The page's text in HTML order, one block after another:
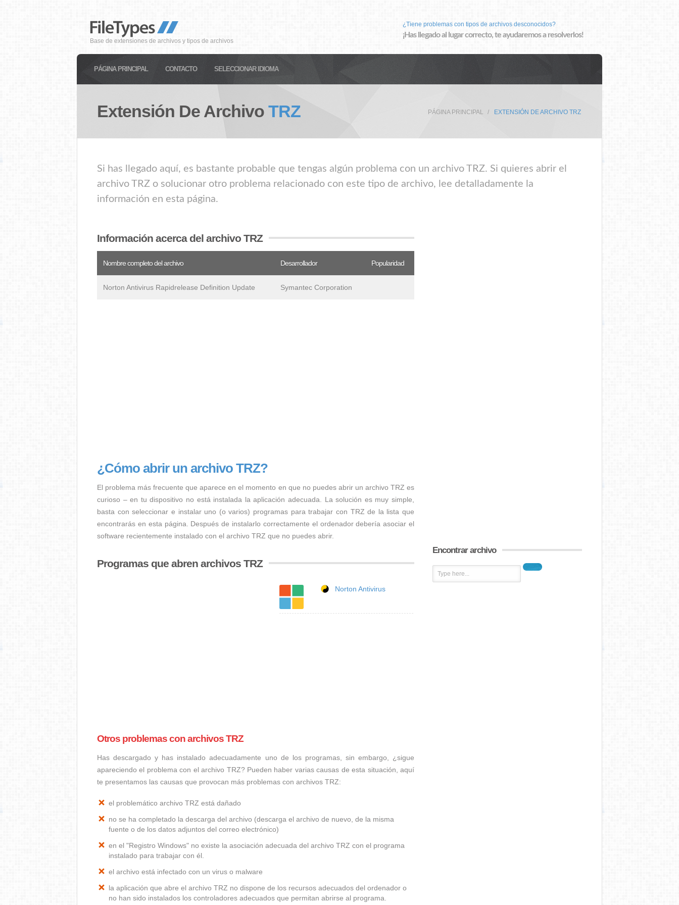
Base de extensiones de archivos y tipos de archivos
¿Tiene problemas con tipos de archivos desconocidos?
¡Has llegado al lugar correcto, te ayudaremos a resolverlos!
PÁGINA PRINCIPAL CONTACTO SELECCIONAR IDIOMA
Extensión De Archivo TRZ PÁGINA PRINCIPAL EXTENSIÓN DE ARCHIVO TRZ
Si has llegado aquí, es bastante probable que tengas algún problema con un archivo TRZ. Si quieres abrir el
archivo TRZ o solucionar otro problema relacionado con este tipo de archivo, lee detalladamente la
información en esta página.
Información acerca del archivo TRZ
Nombre completo del archivo Desarrollador Popularidad
Norton Antivirus Rapidrelease Definition Update Symantec Corporation
¿Cómo abrir un archivo TRZ?
El problema más frecuente que aparece en el momento en que no puedes abrir un archivo TRZ es
curioso – en tu dispositivo no está instalada la aplicación adecuada. La solución es muy simple,
basta con seleccionar e instalar uno (o varios) programas para trabajar con TRZ de la lista que
encontrarás en esta página. Después de instalarlo correctamente el ordenador debería asociar el
software recientemente instalado con el archivo TRZ que no puedes abrir.
Programas que abren archivos TRZ
Norton Antivirus
Otros problemas con archivos TRZ
Has descargado y has instalado adecuadamente uno de los programas, sin embargo, ¿sigue
apareciendo el problema con el archivo TRZ? Pueden haber varias causas de esta situación, aquí
te presentamos las causas que provocan más problemas con archivos TRZ:
el problemático archivo TRZ está dañado
no se ha completado la descarga del archivo (descarga el archivo de nuevo, de la misma
fuente o de los datos adjuntos del correo electrónico)
en el "Registro Windows" no existe la asociación adecuada del archivo TRZ con el programa
instalado para trabajar con él.
el archivo está infectado con un virus o malware
la aplicación que abre el archivo TRZ no dispone de los recursos adecuados del ordenador o
no han sido instalados los controladores adecuados que permitan abrirse al programa.
Encontrar archivo